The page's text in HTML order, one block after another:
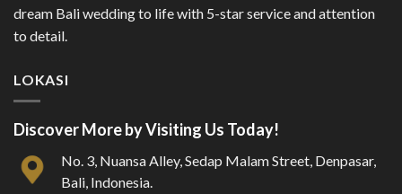
dream Bali wedding to life with 5-star service and attention
to detail.
LOKASI
Discover More by Visiting Us Today!
No. 3, Nuansa Alley, Sedap Malam Street, Denpasar,
Bali, Indonesia.